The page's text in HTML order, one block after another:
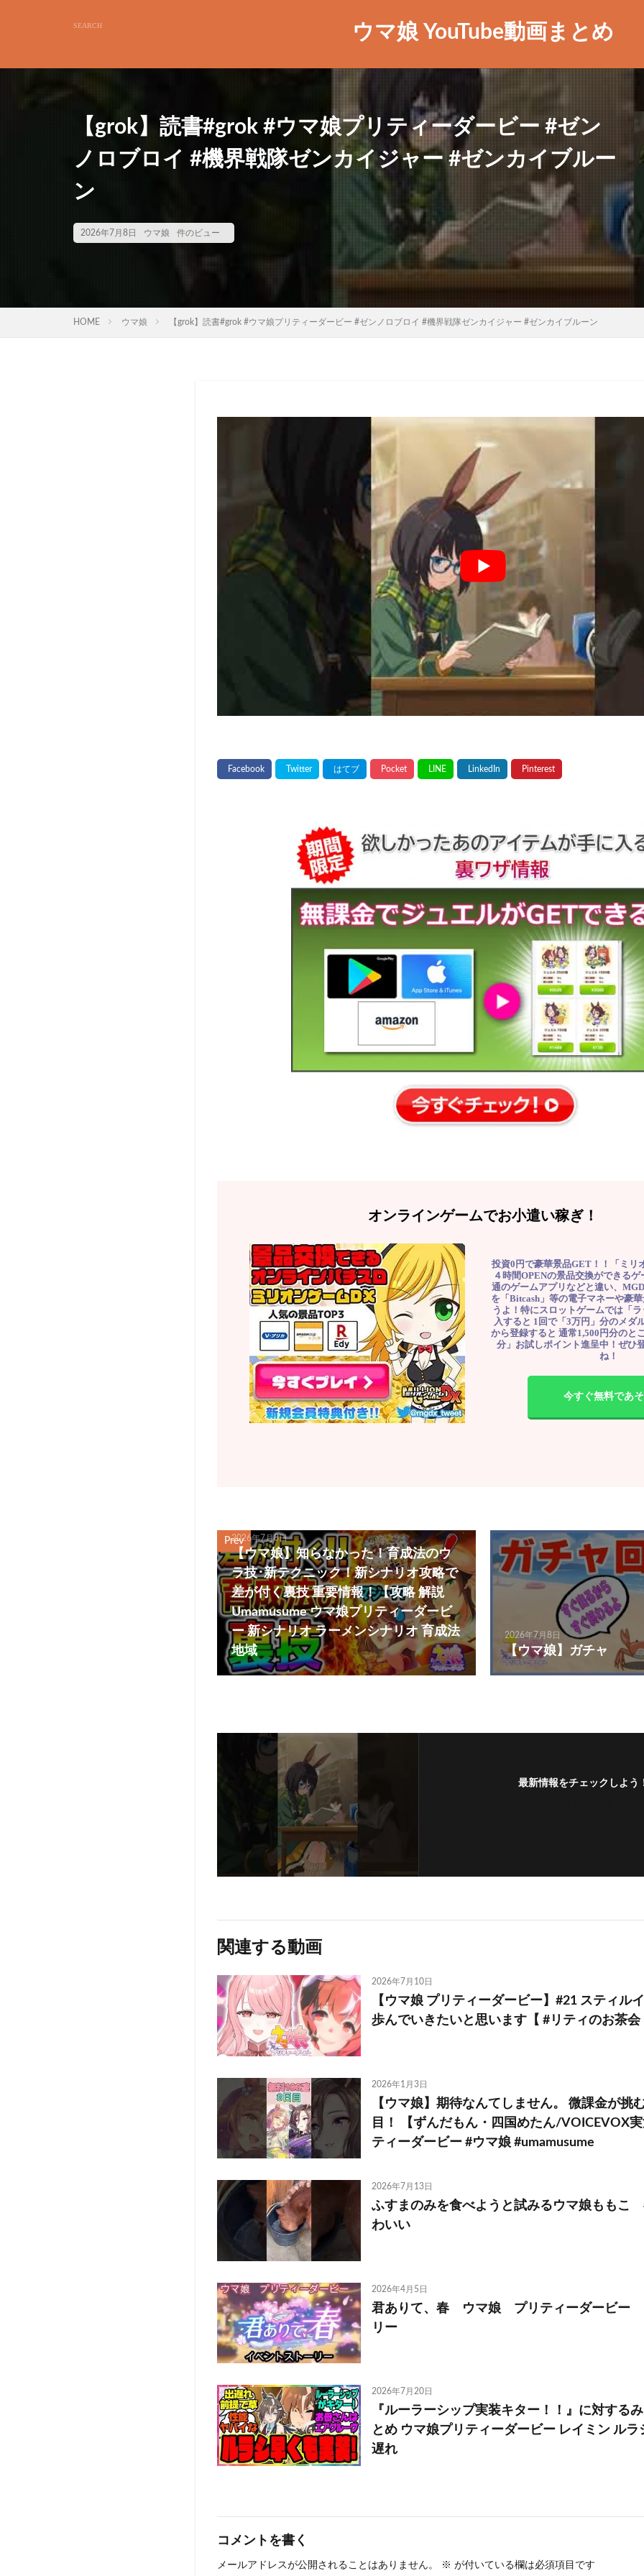
ウマ娘 YouTube動画まとめ
【grok】読書#grok #ウマ娘プリティーダービー #ゼン
ノロブロイ #機界戦隊ゼンカイジャー #ゼンカイブルー
ン
2026年7月8日 ウマ娘 件のビュー
HOME ウマ娘 【grok】読書#grok #ウマ娘プリティーダービー #ゼンノロブロイ #機界戦隊ゼンカイジャー #ゼンカイブルーン
オンラインゲームでお小遣い稼ぎ！
投資0円で豪華景品GET！！「ミリ
４時間OPENの景品交換ができる
通のゲームアプリなどと違い、
を「Bitcash」等の電子マネーや豪
うよ！特にスロットゲームでは「
入すると 1回で「3万円」分のメダ
から登録すると 通常1,500円分のと
分」お試しポイント進呈中！ぜひ
ね！
今すぐ無料であ
Prev
2026年7月8日
【ウマ娘】知らなかった！育成法のウ
ラ技･新テクニック！新シナリオ攻略で
差が付く裏技 重要情報！【攻略 解説
Umamusume ウマ娘プリティーダービ
ー 新シナリオ ラーメンシナリオ 育成法
地域
2026年7月8日
【ウマ娘】ガチャ
最新情報をチェックしよう
関連する動画
2026年7月10日
【ウマ娘 プリティーダービー】#21 スティル
歩んでいきたいと思います【 #リティのお茶会
2026年1月3日
【ウマ娘】期待なんてしません。 微課金が挑
目！ 【ずんだもん・四国めたん/VOICEVOX
ティーダービー #ウマ娘 #umamusume
2026年7月13日
ふすまのみを食べようと試みるウマ娘ももこ
わいい
2026年4月5日
君ありて、春 ウマ娘 プリティーダービー
リー
2026年7月20日
『ルーラーシップ実装キター！！』に対する
とめ ウマ娘プリティーダービー レイミン ルラ
遅れ
コメントを書く
メールアドレスが公開されることはありません。 ※ が付いている欄は必須項目です